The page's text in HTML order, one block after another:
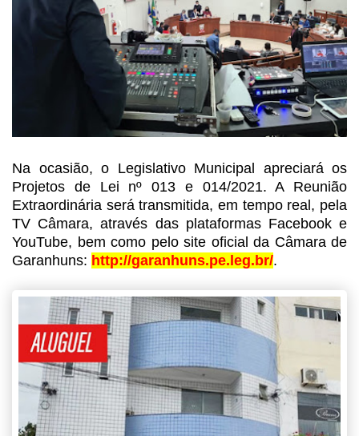
Na ocasião, o LegislativoMunicipal apreciará os
Projetos de Lei nº 013 e 014/2021. A Reunião
Extraordinária será transmitida, em tempo real, pela
TV Câmara, através das plataformasFacebook e
YouTube, bem como pelo site oficial da Câmara de
Garanhuns: http://garanhuns.pe.leg.br/.